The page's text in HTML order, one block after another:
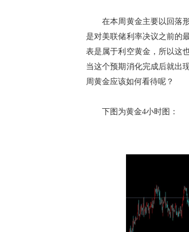
在本周黄金主要以回落形
是对美联储利率决议之前的
表是属于利空黄金，所以这
当这个预期消化完成后就出
周黄金应该如何看待呢？
下图为黄金4小时图：